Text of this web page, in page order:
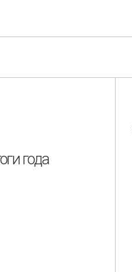
of personal data
года